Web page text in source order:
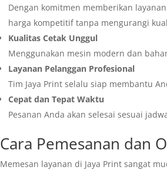
Dengan komitmen memberikan layanan
harga kompetitif tanpa mengurangi
Kualitas Cetak Unggul
Menggunakan mesin modern dan
Layanan Pelanggan Profesional
Tim Jaya Print selalu siap membantu
Cepat dan Tepat Waktu
Pesanan Anda akan selesai sesuai
Cara Pemesanan dan
Memesan layanan di Jaya Print sangat